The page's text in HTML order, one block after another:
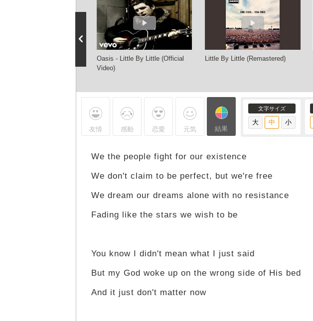
Oasis - Little By Little (Official
Video)
Little By Little (Remastered)
友情 感動 恋愛 元気 結果
文字サイズ
We the people fight for our existence
We don't claim to be perfect, but we're free
We dream our dreams alone with no resistance
Fading like the stars we wish to be
You know I didn't mean what I just said
But my God woke up on the wrong side of His bed
And it just don't matter now